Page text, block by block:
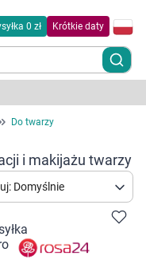
0 zł Krótkie daty
Do twarzy
i makijażu twarzy
Domyślnie